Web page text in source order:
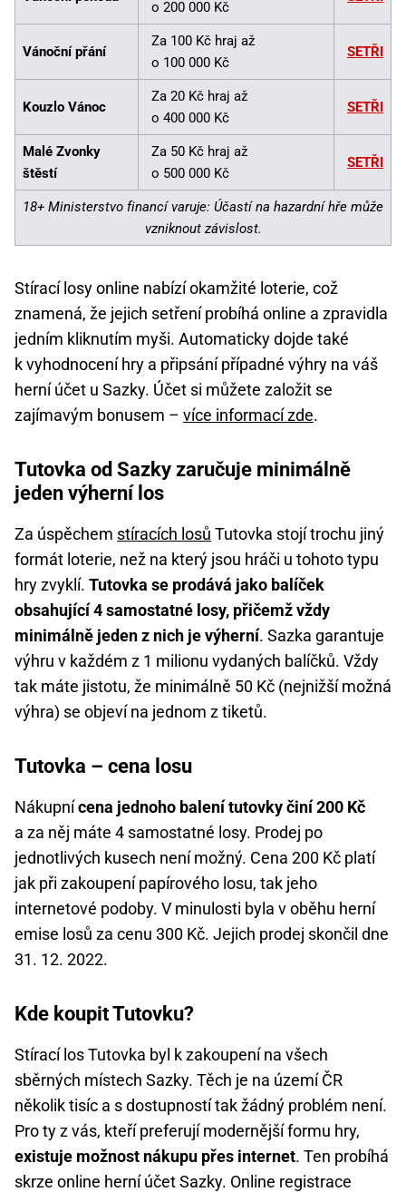
o 200 000 Kč
Vánoční přání
Za 100 Kč hraj až
o 100 000 Kč
SETŘI
Kouzlo Vánoc
Za 20 Kč hraj až
o 400 000 Kč
SETŘI
Malé Zvonky
štěstí
Za 50 Kč hraj až
o 500 000 Kč
SETŘI
18+ Ministerstvo financí varuje: Účastí na hazardní hře může
vzniknout závislost.
Stírací losy online nabízí okamžité loterie, což
znamená, že jejich setření probíhá online a zpravidla
jedním kliknutím myši. Automaticky dojde také
k vyhodnocení hry a připsání případné výhry na váš
herní účet u Sazky. Účet si můžete založit se
zajímavým bonusem – více informací zde.
Tutovka od Sazky zaručuje minimálně
jeden výherní los
Za úspěchem stíracích losů Tutovka stojí trochu jiný
formát loterie, než na který jsou hráči u tohoto typu
hry zvyklí. Tutovka se prodává jako balíček
obsahující 4 samostatné losy, přičemž vždy
minimálně jeden z nich je výherní. Sazka garantuje
výhru v každém z 1 milionu vydaných balíčků. Vždy
tak máte jistotu, že minimálně 50 Kč (nejnižší možná
výhra) se objeví na jednom z tiketů.
Tutovka – cena losu
Nákupnícena jednoho balení tutovky činí 200 Kč
a za něj máte 4 samostatné losy. Prodej po
jednotlivých kusech není možný. Cena 200 Kč platí
jak při zakoupení papírového losu, tak jeho
internetové podoby. V minulosti byla v oběhu herní
emise losů za cenu 300 Kč. Jejich prodej skončil dne
31. 12. 2022.
Kde koupit Tutovku?
Stírací los Tutovka byl k zakoupení na všech
sběrných místech Sazky. Těch je na území ČR
několik tisíc a s dostupností tak žádný problém není.
Pro ty z vás, kteří preferují modernější formu hry,
existuje možnost nákupu přes internet. Ten probíhá
skrze online herní účet Sazky. Online registrace